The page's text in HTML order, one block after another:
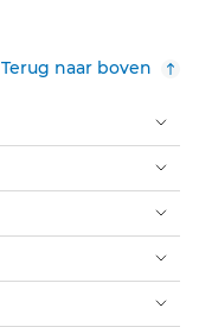
Terug naar boven